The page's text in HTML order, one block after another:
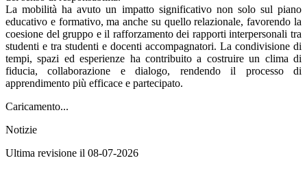
La mobilità ha avuto un impatto significativo non solo sul piano
educativo e formativo, ma anche su quello relazionale, favorendo la
coesione del gruppo e il rafforzamento dei rapporti interpersonali tra
studenti e tra studenti e docenti accompagnatori. La condivisione di
tempi, spazi ed esperienze ha contribuito a costruire un clima di
fiducia, collaborazione e dialogo, rendendo il processo di
apprendimento più efficace e partecipato.
Caricamento...
Notizie
Ultima revisione il 08-07-2026